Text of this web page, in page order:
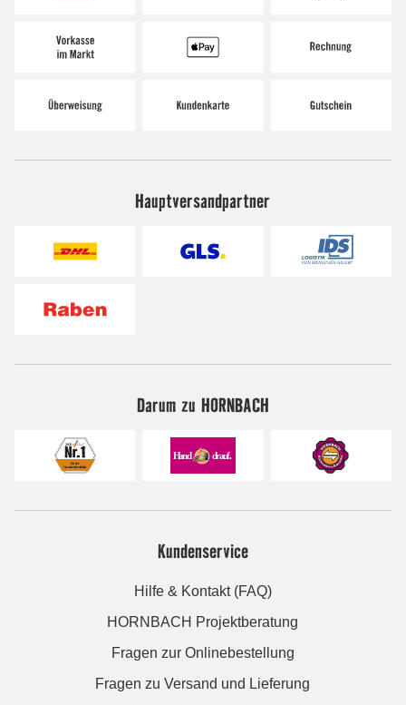
Hauptversandpartner
Darum zu HORNBACH
Kundenservice
Hilfe & Kontakt (FAQ)
HORNBACH Projektberatung
Fragen zur Onlinebestellung
Fragen zu Versand und Lieferung